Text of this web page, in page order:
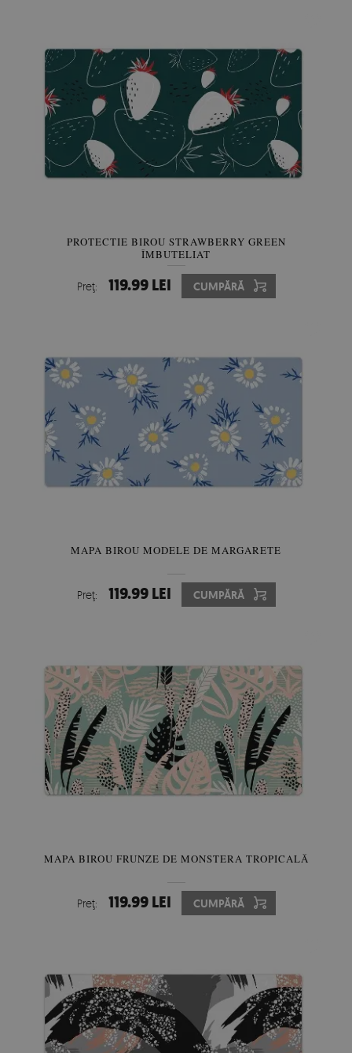
PROTECTIE BIROU STRAWBERRY GREEN
ÎMBUTELIAT
Preţ: 119.99 LEI CUMPĂRĂ
MAPA BIROU MODELE DE MARGARETE
Preţ: 119.99 LEI CUMPĂRĂ
MAPA BIROU FRUNZE DE MONSTERA TROPICALĂ
Preţ: 119.99 LEI CUMPĂRĂ